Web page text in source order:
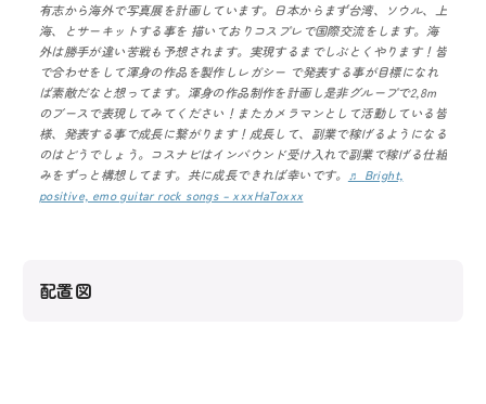
有志から海外で写真展を計画しています。日本からまず台湾、ソウル、上
海、とサーキットする事を 描いておりコスプレで国際交流をします。海
外は勝手が違い苦戦も予想されます。実現するまでしぶとくやります！皆
で合わせをして渾身の作品を製作しレガシー で発表する事が目標になれ
ば素敵だなと想ってます。渾身の作品制作を計画し是非グループで2,8m
のブースで表現してみてください！またカメラマンとして活動している皆
様、発表する事で成長に繋がります！成長して、副業で稼げるようになる
のはどうでしょう。コスナビはインバウンド受け入れで副業で稼げる仕組
みをずっと構想してます。共に成長できれば幸いです。 ♬ Bright,
positive, emo guitar rock songs – xxxHaToxxx
配置図